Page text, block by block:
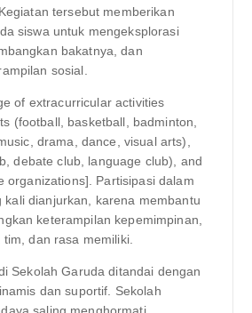
tersebut memberikan
siswa untuk mengeksplorasi
bakatnya, dan
sosial.
of extracurricular activities
(football, basketball, badminton,
drama, dance, visual arts),
debate club, language club), and
organizations]. Partisipasi dalam
kali dianjurkan, karena membantu
keterampilan kepemimpinan,
dan rasa memiliki.
Sekolah Garuda ditandai dengan
dan suportif. Sekolah